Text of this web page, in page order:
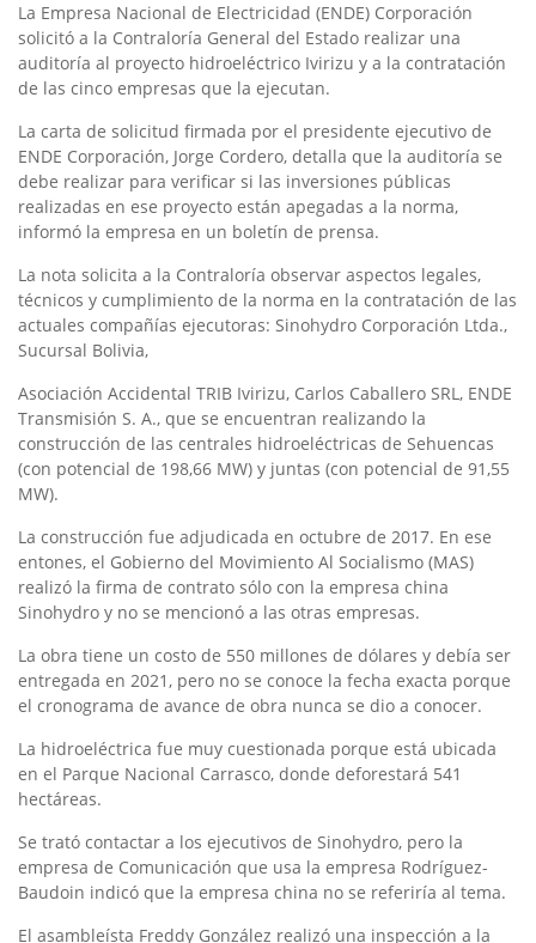
La Empresa Nacional de Electricidad (ENDE) Corporación
solicitó a la Contraloría General del Estado realizar una
auditoría al proyecto hidroeléctrico Ivirizu y a la contratación
de las cinco empresas que la ejecutan.
La carta de solicitud firmada por el presidente ejecutivo de
ENDE Corporación, Jorge Cordero, detalla que la auditoría se
debe realizar para verificar si las inversiones públicas
realizadas en ese proyecto están apegadas a la norma,
informó la empresa en un boletín de prensa.
La nota solicita a la Contraloría observar aspectos legales,
técnicos y cumplimiento de la norma en la contratación de las
actuales compañías ejecutoras: Sinohydro Corporación Ltda.,
Sucursal Bolivia,
Asociación Accidental TRIB Ivirizu, Carlos Caballero SRL, ENDE
Transmisión S. A., que se encuentran realizando la
construcción de las centrales hidroeléctricas de Sehuencas
(con potencial de 198,66 MW) y juntas (con potencial de 91,55
MW).
La construcción fue adjudicada en octubre de 2017. En ese
entones, el Gobierno del Movimiento Al Socialismo (MAS)
realizó la firma de contrato sólo con la empresa china
Sinohydro y no se mencionó a las otras empresas.
La obra tiene un costo de 550 millones de dólares y debía ser
entregada en 2021, pero no se conoce la fecha exacta porque
el cronograma de avance de obra nunca se dio a conocer.
La hidroeléctrica fue muy cuestionada porque está ubicada
en el Parque Nacional Carrasco, donde deforestará 541
hectáreas.
Se trató contactar a los ejecutivos de Sinohydro, pero la
empresa de Comunicación que usa la empresa Rodríguez-
Baudoin indicó que la empresa china no se referiría al tema.
El asambleísta Freddy González realizó una inspección a la